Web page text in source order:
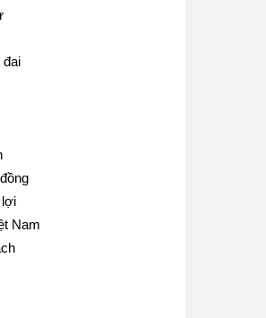
đai
lợi
Nam